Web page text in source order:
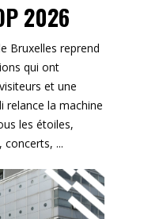
2026
Bruxelles reprend
qui ont
et une
relance la machine
les étoiles,
concerts,